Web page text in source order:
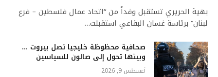
بهية الحريري تستقبل وفداً من “اتحاد عمال فلسطين – فرع
لبنان” برئاسة غسان البقاعي استقبلت…
صحافية محظوظة خليجيا تصل بيروت …
وبيتها تحول إلى صالون للسياسين
أغسطس 9, 2026